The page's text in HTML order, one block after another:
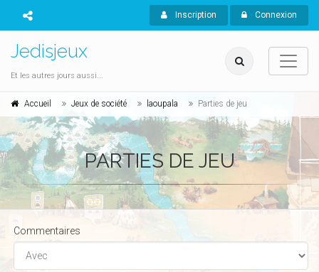
Inscription Connexion
Jedisjeux
Et les autres jours aussi...
Accueil Jeux de société laoupala Parties de jeu
PARTIES DE JEU
Commentaires